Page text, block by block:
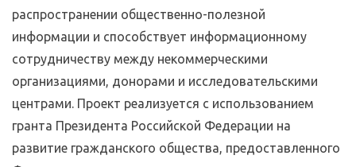
распространении общественно-полезной
информации и способствует информационному
сотрудничеству между некоммерческими
организациями, донорами и исследовательскими
центрами. Проект реализуется с использованием
гранта Президента Российской Федерации на
развитие гражданского общества, предоставленного